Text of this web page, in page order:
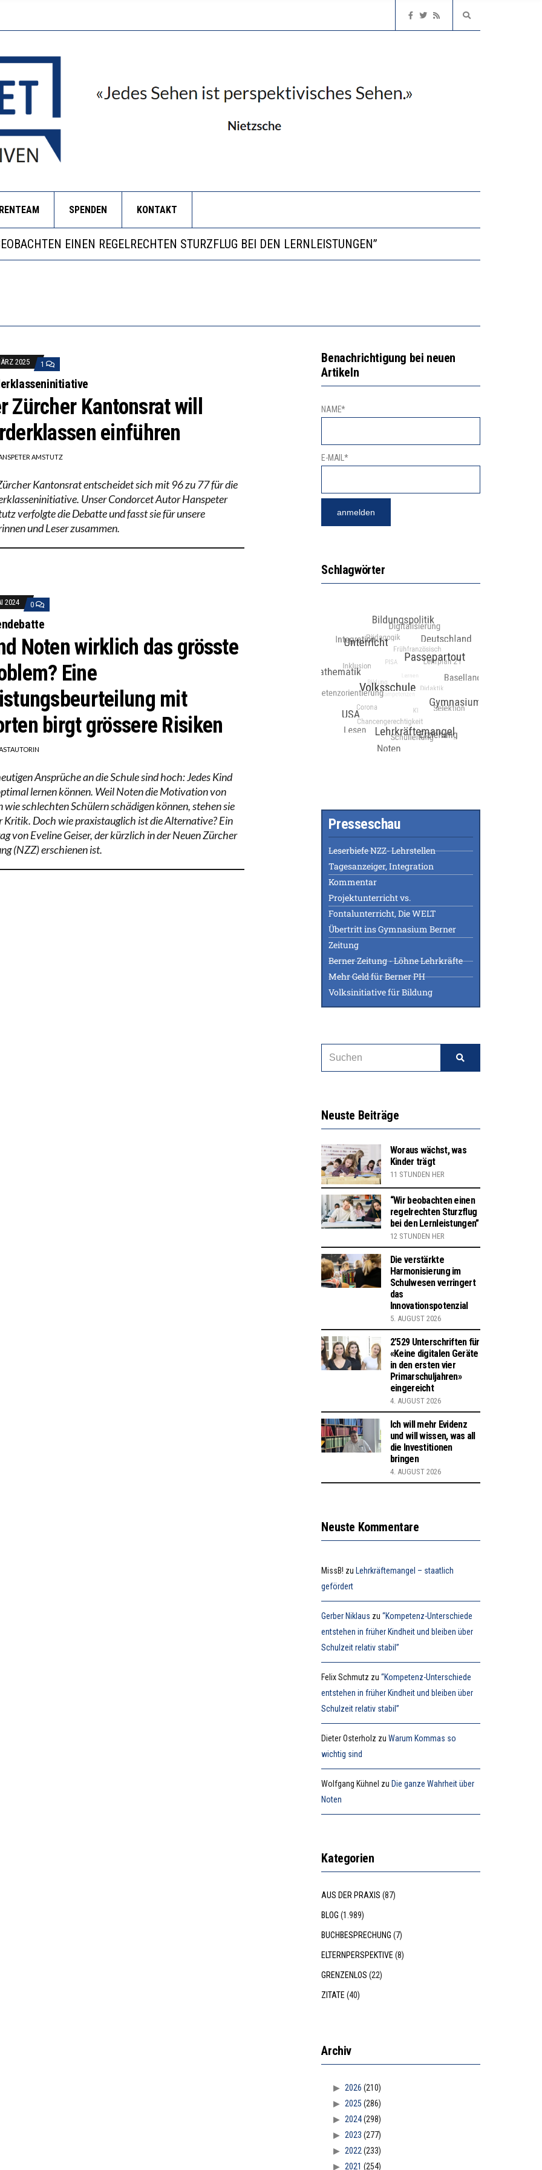
SPENDEN KONTAKT
MEHR EVIDENZ UND WILL WISSEN, WAS ALL DIE INVESTITIONEN BRINGEN
WÄCHST, WAS KINDER TRÄGT
EINEN REGELRECHTEN STURZFLUG BEI DEN LERNLEISTUNGEN”
HARMONISIERUNG IM SCHULWESEN VERRINGERT DAS INNOVATIONSPOTENZIAL
MEHR EVIDENZ UND WILL WISSEN, WAS ALL DIE INVESTITIONEN BRINGEN
WÄCHST, WAS KINDER TRÄGT
2025 1
Zürcher Kantonsrat will
einführen
AMSTUTZ
Kantonsrat entscheidet sich mit 96 zu 77 für die
Unser Condorcet Autor Hanspeter
verfolgte die Debatte und fasst sie für unsere
und Leser zusammen.
2024 0
Noten wirklich das grösste
Eine
mit
birgt grössere Risiken
Ansprüche an die Schule sind hoch: Jedes Kind
lernen können. Weil Noten die Motivation von
wie schlechten Schülern schädigen können, stehen sie
Kritik. Doch wie praxistauglich ist die Alternative? Ein
von Eveline Geiser, der kürzlich in der Neuen Zürcher
(NZZ) erschienen ist.
Benachrichtigung bei neuen
Artikeln
NAME*
E-MAIL*
Schlagwörter
Presseschau
Leserbiefe NZZ- Lehrstellen
Tagesanzeiger, Integration
Kommentar
Projektunterricht vs.
Fontalunterricht, Die WELT
Übertritt ins Gymnasium Berner
Zeitung
Berner Zeitung - Löhne Lehrkräfte
Mehr Geld für Berner PH
Volksinitiative für Bildung
Neuste Beiträge
Woraus wächst, was
Kinder trägt
11 STUNDEN HER
“Wir beobachten einen
regelrechten Sturzflug
bei den Lernleistungen”
12 STUNDEN HER
Die verstärkte
Harmonisierung im
Schulwesen verringert
das
Innovationspotenzial
5. AUGUST 2026
2’529 Unterschriften für
«Keine digitalen Geräte
in den ersten vier
Primarschuljahren»
eingereicht
4. AUGUST 2026
Ich will mehr Evidenz
und will wissen, was all
die Investitionen
bringen
4. AUGUST 2026
Neuste Kommentare
MissB! zu Lehrkräftemangel – staatlich
gefördert
Gerber Niklaus zu“Kompetenz-Unterschiede
entstehen in früher Kindheit und bleiben über
Schulzeit relativ stabil”
Felix Schmutz zu“Kompetenz-Unterschiede
entstehen in früher Kindheit und bleiben über
Schulzeit relativ stabil”
Dieter Osterholz zuWarum Kommas so
wichtig sind
Wolfgang Kühnel zu Die ganze Wahrheit über
Noten
Kategorien
AUS DER PRAXIS (87)
BLOG (1.989)
BUCHBESPRECHUNG (7)
ELTERNPERSPEKTIVE(8)
GRENZENLOS (22)
ZITATE(40)
Archiv
2026 (210)
2025 (286)
2024(298)
2023 (277)
2022(233)
2021 (254)